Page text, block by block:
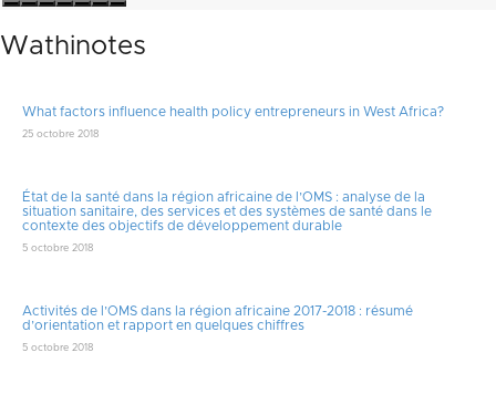
Wathinotes
What factors influence health policy entrepreneurs in West Africa?
25 octobre 2018
État de la santé dans la région africaine de l’OMS : analyse de la
situation sanitaire, des services et des systèmes de santé dans le
contexte des objectifs de développement durable
5 octobre 2018
Activités de l’OMS dans la région africaine 2017-2018 : résumé
d’orientation et rapport en quelques chiffres
5 octobre 2018